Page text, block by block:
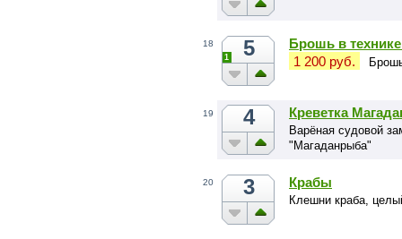
18 5
1
Брошь в
1 200 руб.
19 4 Креветка
Варёная судовой
"Магаданрыба"
20 3 Крабы
Клешни краба,